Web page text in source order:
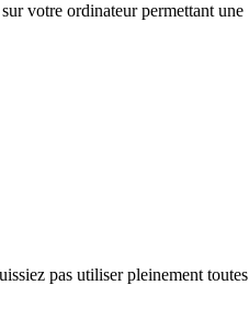
votre ordinateur permettant une
pas utiliser pleinement toutes